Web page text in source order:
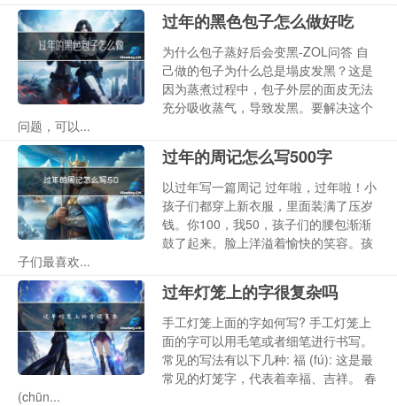
过年的黑色包子怎么做好吃
为什么包子蒸好后会变黑-ZOL问答 自
己做的包子为什么总是塌皮发黑？这是
因为蒸煮过程中，包子外层的面皮无法
充分吸收蒸气，导致发黑。要解决这个
问题，可以...
过年的周记怎么写500字
以过年写一篇周记 过年啦，过年啦！小
孩子们都穿上新衣服，里面装满了压岁
钱。你100，我50，孩子们的腰包渐渐
鼓了起来。脸上洋溢着愉快的笑容。孩
子们最喜欢...
过年灯笼上的字很复杂吗
手工灯笼上面的字如何写? 手工灯笼上
面的字可以用毛笔或者细笔进行书写。
常见的写法有以下几种: 福 (fú): 这是最
常见的灯笼字，代表着幸福、吉祥。 春
(chūn...